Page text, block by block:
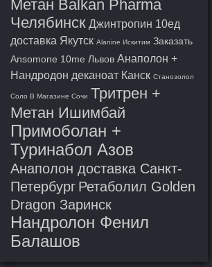
Метан Balkan Pharma
Челябинск Джинтропин 10ед
доставка Якутск Alanine Искитим Заказать
Ansomone 10me Львов Анаполон +
Нандродон деканоат Канск Станозолол
Соло В Магазине Сочи Тритрен +
Метан Ишимбай
Примоболан +
Туринабол Азов
Анаполон доставка Санкт-
Петербург Ретаболил Golden
Dragon Заринск
Нандролон Фенил
Балашов